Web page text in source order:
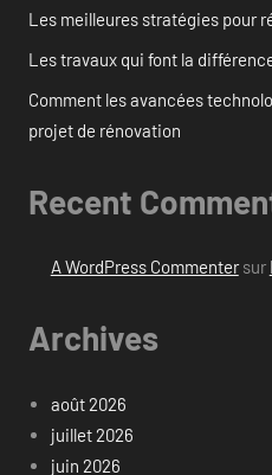
Les meilleures stratégies pour
Les travaux qui font la
Comment les avancées
projet de rénovation
Recent
A WordPress Commentersur
Archives
août 2026
juillet 2026
juin 2026